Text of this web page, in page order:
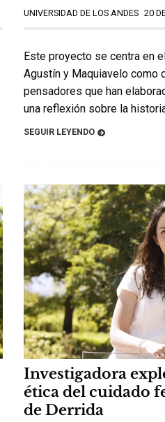
UNIVERSIDAD DE LOS ANDES 20
Este proyecto se centra en
Agustín y Maquiavelo como
pensadores que han
una reflexión sobre la
SEGUIR LEYENDO
Investigadora
ética del cuidado
de Derrida